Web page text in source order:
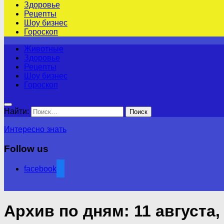
Здоровье
Рецепты
Шоу бизнес
Гороскоп
Животные
Здоровье
Рецепты
Шоу бизнес
Гороскоп
Найти:
Интересно знать
Follow us
facebook
Архив по дням: 11